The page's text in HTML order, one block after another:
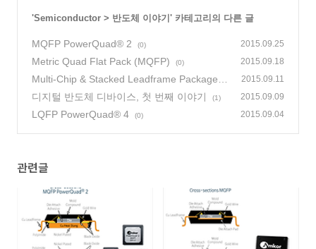
'Semiconductor > 반도체 이야기 ' 카테고리의 다른 글
MQFP PowerQuad® 2 (0) 2015.09.25
Metric Quad Flat Pack (MQFP) (0) 2015.09.18
Multi-Chip & Stacked Leadframe Packages
(0)
2015.09.11
디지털 반도체 디바이스, 첫 번째 이야기 (1) 2015.09.09
LQFP PowerQuad® 4 (0) 2015.09.04
관련글